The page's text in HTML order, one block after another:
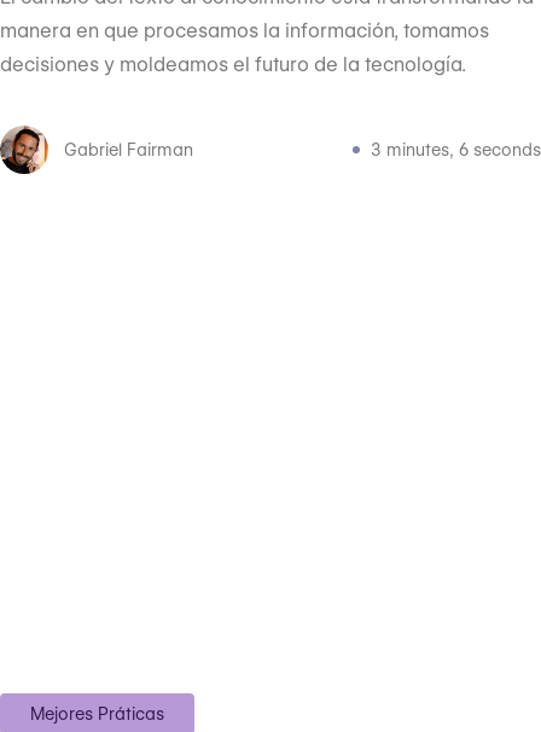
manera en que procesamos la información, tomamos
decisiones y moldeamos el futuro de la tecnología.
Gabriel Fairman 3 minutes, 6 seconds
Mejores Práticas